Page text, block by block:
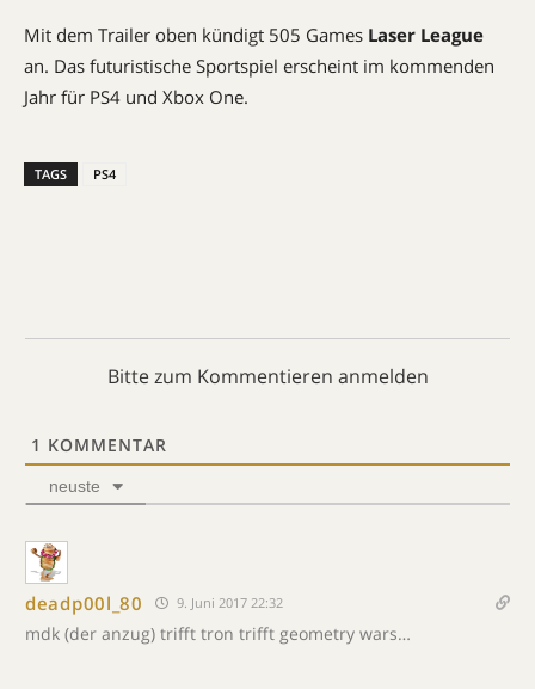
Mit dem Trailer oben kündigt 505 Games Laser League
an. Das futuristische Sportspiel erscheint im kommenden
Jahr für PS4 und Xbox One.
TAGS PS4
Bitte zum Kommentieren anmelden
1 KOMMENTAR
neuste
deadp00l_80 9. Juni 2017 22:32
mdk (der anzug) trifft tron trifft geometry wars…